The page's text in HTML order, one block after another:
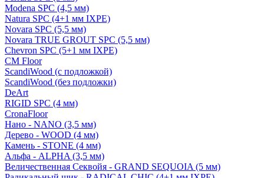
Modena SPC (4,5 мм)
Natura SPC (4+1 мм IXPE)
Novara SPC (5,5 мм)
Novara TRUE GROUT SPC (5,5 мм)
Chevron SPC (5+1 мм IXPE)
CM Floor
ScandiWood (с подложкой)
ScandiWood (без подложки)
DeArt
RIGID SPC (4 мм)
CronaFloor
Нано - NANO (3,5 мм)
Дерево - WOOD (4 мм)
Камень - STONE (4 мм)
Альфа - ALPHA (3,5 мм)
Величественная Секвойя - GRAND SEQUOIA (5 мм)